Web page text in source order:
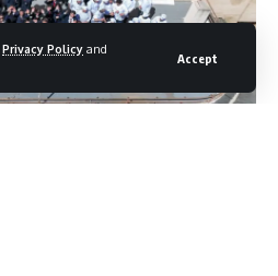
Privacy Policy and
Accept